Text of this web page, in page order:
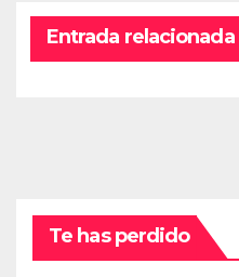
Entrada relacionada
Te has perdido